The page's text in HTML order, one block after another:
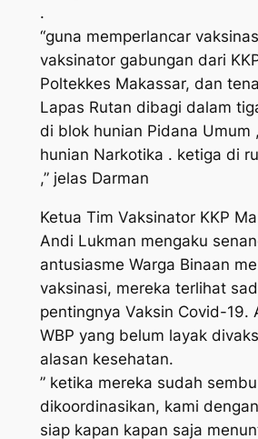
.
“guna memperlancar
vaksinator gabungan dari
Poltekkes Makassar, dan
Lapas Rutan dibagi dalam
di blok hunian Pidana Umum
hunian Narkotika . ketiga di
,” jelas Darman
Ketua Tim Vaksinator KKP
Andi Lukman mengaku
antusiasme Warga Binaan
vaksinasi, mereka terlihat
pentingnya Vaksin Covid-19.
WBP yang belum layak
alasan kesehatan.
” ketika mereka sudah
dikoordinasikan, kami
siap kapan kapan saja